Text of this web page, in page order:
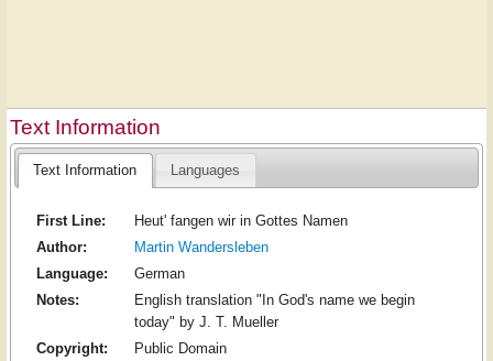
Text Information
Text Information Languages
First Line:
Heut' fangen wir in Gottes Namen
Author:
Martin Wandersleben
Language:
German
Notes:
English translation "In God's name we begin
today" by J. T. Mueller
Copyright:
Public Domain